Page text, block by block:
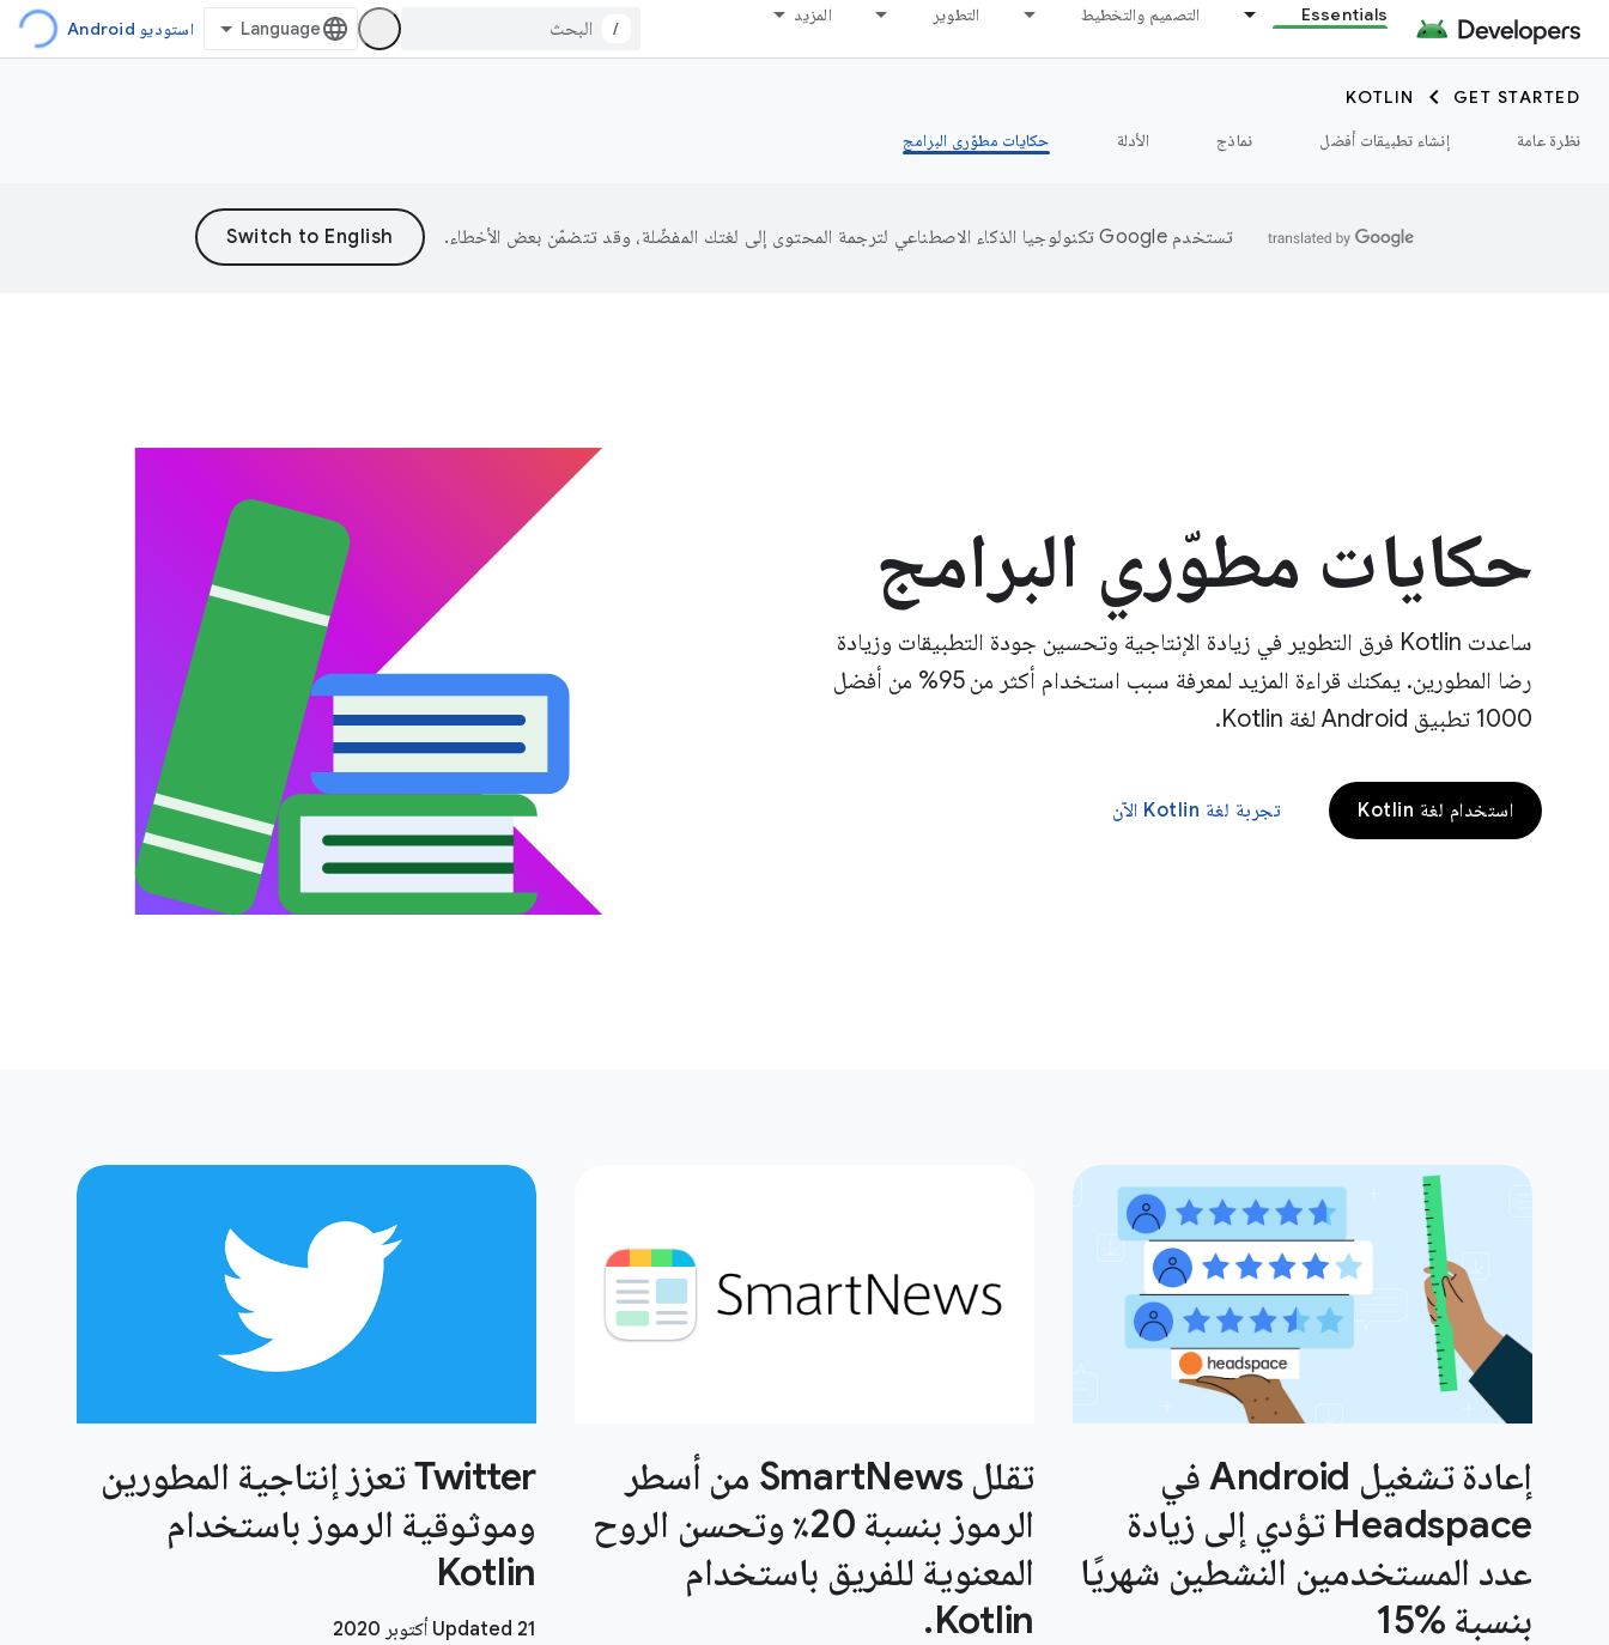
Essentials التصميم والتخطيط التطوير المزيد
/ استوديو Android
GET STARTED
KOTLIN
نظرة عامة
إنشاء تطبيقات أفضل نماذج الأدلة حكايات مطوّري البرامج
تستخدم Google تكنولوجيا الذكاء الاصطناعي لترجمة المحتوى إلى لغتك المفضّلة، وقد تتضمّن بعض الأخطاء.
حكايات مطوّري البرامج
ساعدت Kotlin فرق التطوير في زيادة الإنتاجية وتحسين جودة التطبيقات وزيادة
رضا المطورين. يمكنك قراءة المزيد لمعرفة سبب استخدام أكثر من 95% من أفضل
1000 تطبيق Android لغة Kotlin.
استخدام لغة Kotlin تجربة لغة Kotlin الآن
إعادة تشغيل Android في
Headspace تؤدي إلى زيادة
عدد المستخدمين النشطين شهريًا
بنسبة %15
تقلل SmartNews من أسطر
الرموز بنسبة 20٪ وتحسن الروح
المعنوية للفريق باستخدام
Kotlin.
Twitter تعزز إنتاجية المطورين
وموثوقية الرموز باستخدام
Kotlin
Updated 21 أكتوبر 2020